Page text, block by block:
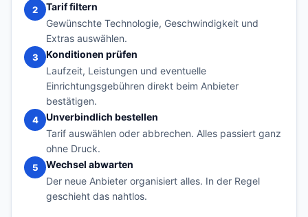
2
Tarif filtern
Gewünschte Technologie, Geschwindigkeit und
Extras auswählen.
3
Konditionen prüfen
Laufzeit, Leistungen und eventuelle
Einrichtungsgebühren direkt beim Anbieter
bestätigen.
4
Unverbindlich bestellen
Tarif auswählen oder abbrechen. Alles passiert ganz
ohne Druck.
5
Wechsel abwarten
Der neue Anbieter organisiert alles. In der Regel
geschieht das nahtlos.